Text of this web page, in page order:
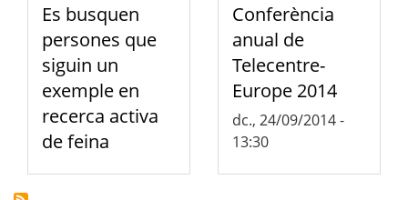
Es busquen
persones que
siguin un
exemple en
recerca activa
de feina
Conferència
anual de
Telecentre-
Europe 2014
dc., 24/09/2014 -
13:30